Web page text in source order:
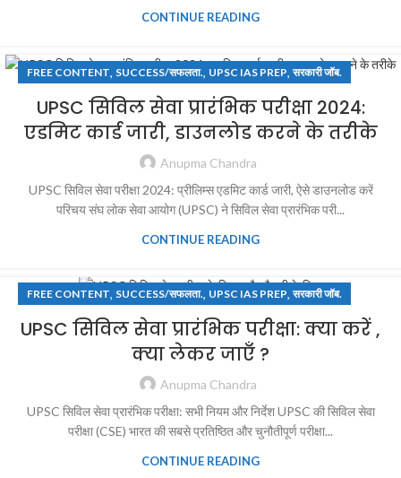
CONTINUE READING
FREE CONTENT, SUCCESS/सफलता., UPSC IAS PREP, सरकारी जॉब.
UPSC सिविल सेवा प्रारंभिक परीक्षा 2024:
एडमिट कार्ड जारी, डाउनलोड करने के तरीके
Anupma Chandra
UPSC सिविल सेवा परीक्षा 2024: प्रीलिम्स एडमिट कार्ड जारी, ऐसे डाउनलोड करें
परिचय संघ लोक सेवा आयोग (UPSC) ने सिविल सेवा प्रारंभिक परी...
CONTINUE READING
FREE CONTENT, SUCCESS/सफलता., UPSC IAS PREP, सरकारी जॉब.
UPSC सिविल सेवा प्रारंभिक परीक्षा: क्या करें ,
क्या लेकर जाएँ ?
Anupma Chandra
UPSC सिविल सेवा प्रारंभिक परीक्षा: सभी नियम और निर्देश UPSC की सिविल सेवा
परीक्षा (CSE) भारत की सबसे प्रतिष्ठित और चुनौतीपूर्ण परीक्षा...
CONTINUE READING